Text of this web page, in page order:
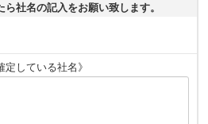
社名の記入をお願い致します。
定している社名》